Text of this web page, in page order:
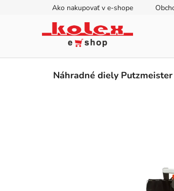
Ako nakupovať v e-shope
Náhradné diely Putzmeister